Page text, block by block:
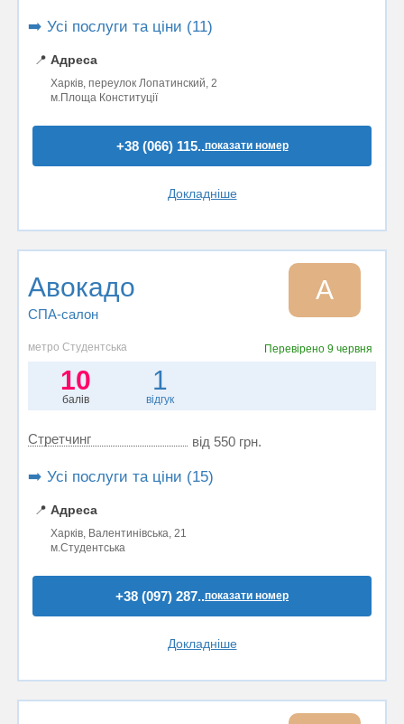
➡️ Усі послуги та ціни (11)
📍 Адреса
Харків, переулок Лопатинский, 2
м.Площа Конституції
+38 (066) 115..показати номер
Докладніше
Авокадо
СПА-салон
А
метро Студентська Перевірено 9 червня
10
балів
1
відгук
Стретчинг від 550 грн.
➡️ Усі послуги та ціни (15)
📍 Адреса
Харків, Валентинівська, 21
м.Студентська
+38 (097) 287..показати номер
Докладніше